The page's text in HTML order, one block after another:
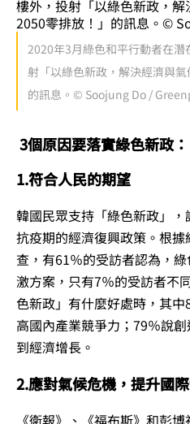
2020年3月綠色和平行動者在
射「以綠色新政，解決經濟與氣
的訊息。© Soojung Do /
3個原因要落實綠色新政：
1.符合人民的期望
韓國民眾支持「綠色新政」
抗疫期的經濟復興政策。根
查，有61％的受訪者認為，
激方案，只有7％的受訪者不
色新政」有什麼好處時，其
高國內產業競爭力；79％說
到經濟增長。
2.應對氣候危機，提升國
《衛報》、《福布斯》和彭